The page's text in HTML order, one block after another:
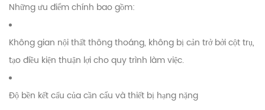
Những ưu điểm chính bao gồm:
Không gian nội thất thông thoáng, không bị cản trở bởi cột trụ,
tạo điều kiện thuận lợi cho quy trình làm việc.
Độ bền kết cấu của cần cẩu và thiết bị hạng nặng